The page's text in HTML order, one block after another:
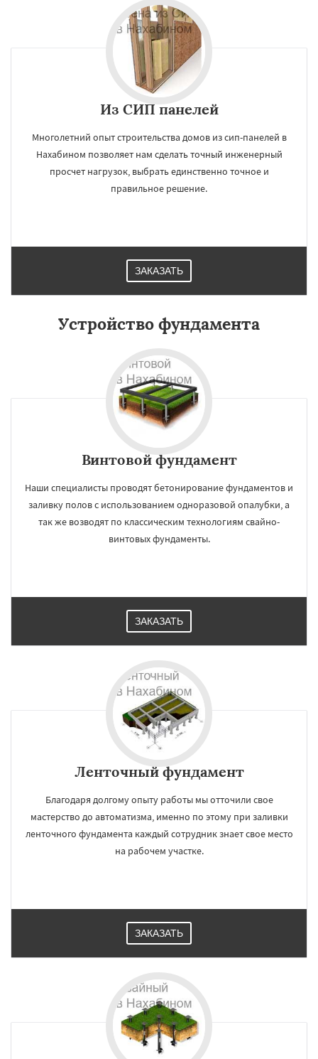
Из СИП панелей
Многолетний опыт строительства домов из сип-панелей в
Нахабином позволяет нам сделать точный инженерный
просчет нагрузок, выбрать единственно точное и
правильное решение.
ЗАКАЗАТЬ
Устройство фундамента
Винтовой фундамент
Наши специалисты проводят бетонирование фундаментов и
заливку полов с использованием одноразовой опалубки, а
так же возводят по классическим технологиям свайно-
винтовых фундаменты.
ЗАКАЗАТЬ
Ленточный фундамент
Благодаря долгому опыту работы мы отточили свое
мастерство до автоматизма, именно по этому при заливки
ленточного фундамента каждый сотрудник знает свое место
на рабочем участке.
ЗАКАЗАТЬ